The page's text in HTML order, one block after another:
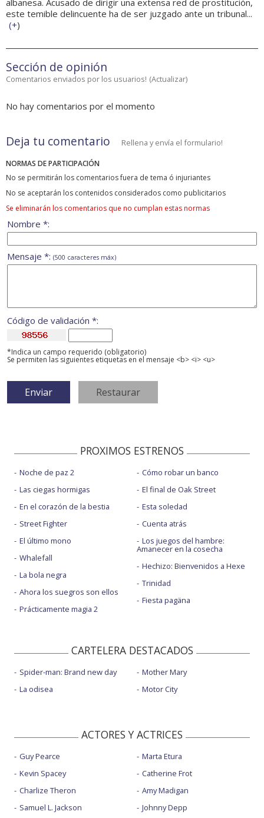
albanesa. Acusado de dirigir una extensa red de prostitución,
este temible delincuente ha de ser juzgado ante un tribunal...
(+)
Sección de opinión
Comentarios enviados por los usuarios! (Actualizar)
No hay comentarios por el momento
Deja tu comentario Rellena y envía el formulario!
NORMAS DE PARTICIPACIÓN
No se permitirán los comentarios fuera de tema ó injuriantes
No se aceptarán los contenidos considerados como publicitarios
Se eliminarán los comentarios que no cumplan estas normas
Nombre *:
Mensaje *: (500 caracteres máx)
Código de validación *:
*Indica un campo requerido (obligatorio)
Se permiten las siguientes etiquetas en el mensaje <b> <i> <u>
PROXIMOS ESTRENOS
Noche de paz 2
Las ciegas hormigas
En el corazón de la bestia
Street Fighter
El último mono
Whalefall
La bola negra
Ahora los suegros son ellos
Prácticamente magia 2
Cómo robar un banco
El final de Oak Street
Esta soledad
Cuenta atrás
Los juegos del hambre:
Amanecer en la cosecha
Hechizo: Bienvenidos a Hexe
Trinidad
Fiesta pagäna
CARTELERA DESTACADOS
Spider-man: Brand new day
La odisea
Mother Mary
Motor City
ACTORES Y ACTRICES
Guy Pearce
Kevin Spacey
Charlize Theron
Samuel L. Jackson
Marta Etura
Catherine Frot
Amy Madigan
Johnny Depp